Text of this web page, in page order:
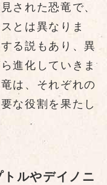
された恐竜で、
とは異なりま
る説もあり、異
進化していきま
は、それぞれの
な役割を果たし
ルやデイノニ